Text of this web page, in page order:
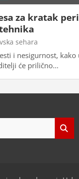
za kratak
sehara
i nesigurnost, kako
će prilično…